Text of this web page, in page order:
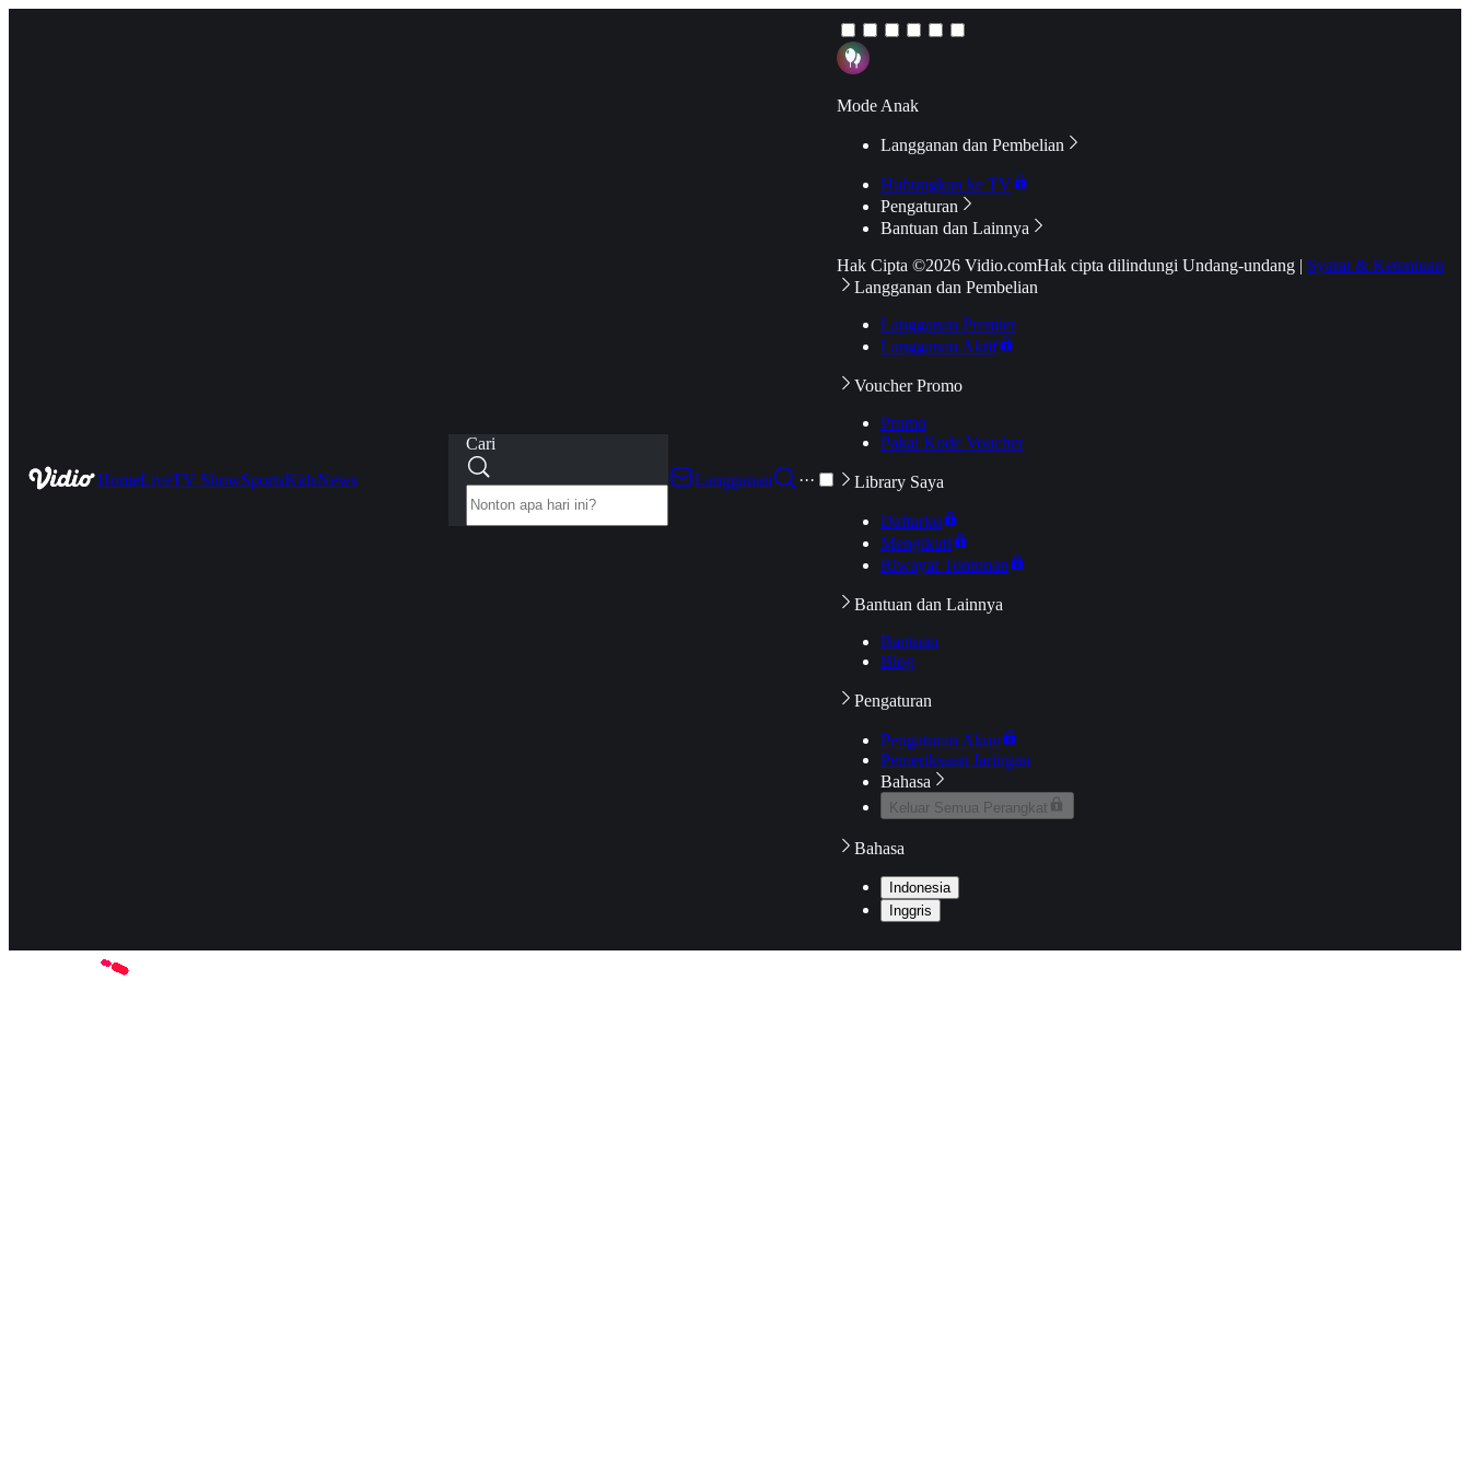
HomeLiveTV ShowSportsKidsNews
Cari
Langganan
···
Mode Anak
Langganan dan Pembelian
Hubungkan ke TV
Pengaturan
Bantuan dan Lainnya
Hak Cipta ©2026 Vidio.comHak cipta dilindungi Undang-undang | Syarat & Ketentuan
Langganan dan Pembelian
Langganan Premier
Langganan Aktif
Voucher Promo
Promo
Pakai Kode Voucher
Library Saya
Daftarku
Mengikuti
Riwayat Tontonan
Bantuan dan Lainnya
Bantuan
Blog
Pengaturan
Pengaturan Akun
Pemeriksaan Jaringan
Bahasa
Keluar Semua Perangkat
Bahasa
Indonesia
Inggris